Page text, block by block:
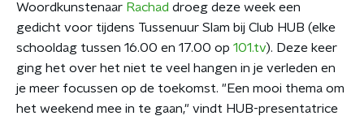
Woordkunstenaar Rachad droeg deze week een
gedicht voor tijdens Tussenuur Slam bij Club HUB (elke
schooldag tussen 16.00 en 17.00 op 101.tv). Deze keer
ging het over het niet te veel hangen in je verleden en
je meer focussen op de toekomst. "Een mooi thema om
het weekend mee in te gaan," vindt HUB-presentatrice